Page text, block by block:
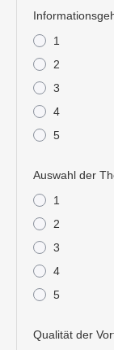
1
2
3
4
5
Auswahl der
1
2
3
4
5
Qualität der